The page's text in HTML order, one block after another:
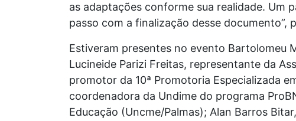
as adaptações conforme sua realidade. Um
passo com a finalização desse documento”,
Estiveram presentes no evento Bartolomeu
Lucineide Parizi Freitas, representante da
promotor da 10ª Promotoria Especializada
coordenadora da Undime do programa
Educação (Uncme/Palmas); Alan Barros